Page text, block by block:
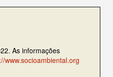
As informações
www.socioambiental.org